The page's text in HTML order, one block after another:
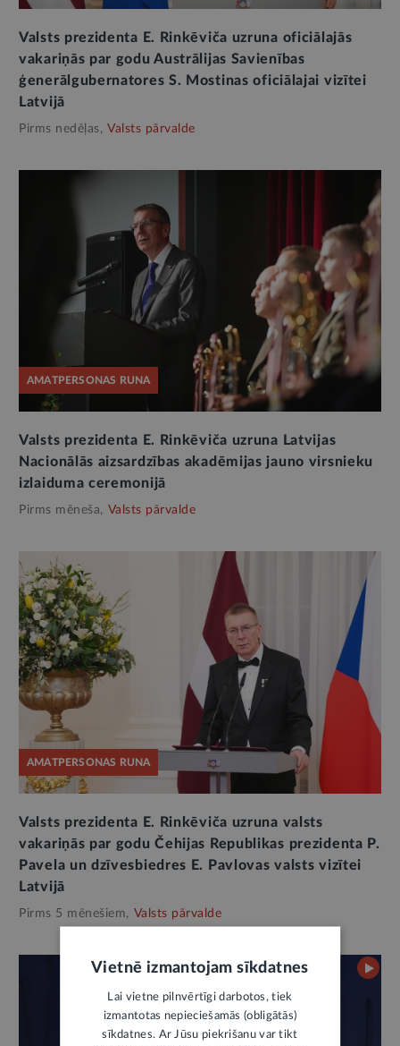
Valsts prezidenta E. Rinkēviča uzruna oficiālajās
vakariņās par godu Austrālijas Savienības
ģenerālgubernatores S. Mostinas oficiālajai vizītei
Latvijā
Pirms nedēļas, Valsts pārvalde
AMATPERSONAS RUNA
Valsts prezidenta E. Rinkēviča uzruna Latvijas
Nacionālās aizsardzības akadēmijas jauno virsnieku
izlaiduma ceremonijā
Pirms mēneša, Valsts pārvalde
AMATPERSONAS RUNA
Valsts prezidenta E. Rinkēviča uzruna valsts
vakariņās par godu Čehijas Republikas prezidenta P.
Pavela un dzīvesbiedres E. Pavlovas valsts vizītei
Latvijā
Pirms 5 mēnešiem, Valsts pārvalde
Vietnē izmantojam sīkdatnes
Lai vietne pilnvērtīgi darbotos, tiek
izmantotas nepieciešamās (obligātās)
sīkdatnes. Ar Jūsu piekrišanu var tikt